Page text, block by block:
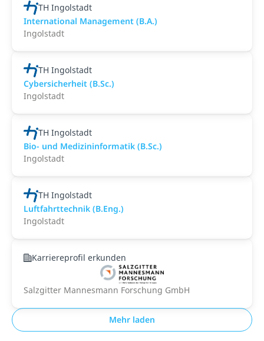
TH Ingolstadt
International Management (B.A.)
Ingolstadt
TH Ingolstadt
Cybersicherheit (B.Sc.)
Ingolstadt
TH Ingolstadt
Bio- und Medizininformatik (B.Sc.)
Ingolstadt
TH Ingolstadt
Luftfahrttechnik (B.Eng.)
Ingolstadt
Karriereprofil erkunden
Salzgitter Mannesmann Forschung GmbH
Mehr laden